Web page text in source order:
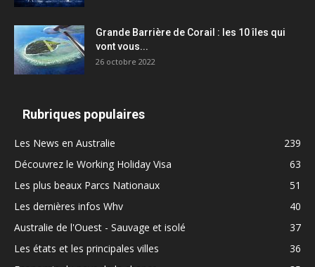
Grande Barrière de Corail : les 10 îles qui
vont vous...
26 octobre 2022
Rubriques populaires
Les News en Australie
239
Découvrez le Working Holiday Visa
63
Les plus beaux Parcs Nationaux
51
Les dernières infos Whv
40
Australie de l'Ouest - Sauvage et isolé
37
Les états et les principales villes
36